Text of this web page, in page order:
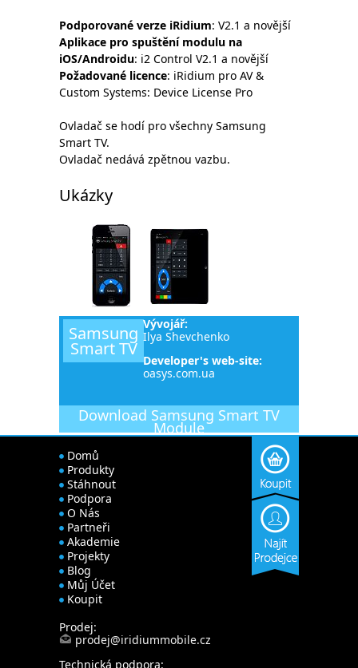
Podporované verze iRidium: V2.1 a novější
Aplikace pro spuštění modulu na
iOS/Androidu: i2 Control V2.1 a novější
Požadované licence: iRidium pro AV &
Custom Systems: Device License Pro
Ovladač se hodí pro všechny Samsung
Smart TV.
Ovladač nedává zpětnou vazbu.
Ukázky
Samsung
Smart TV
Vývojář:
Ilya Shevchenko
Developer's web-site:
oasys.com.ua
Download Samsung Smart TV
Module
Domů
Produkty
Stáhnout
Podpora
O Nás
Partneři
Akademie
Projekty
Blog
Můj Účet
Koupit
Prodej:
prodej@iridiummobile.cz
Technická podpora: